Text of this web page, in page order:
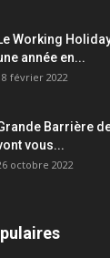
Working
année en...
février 2022
Barrière
vous...
octobre 2022